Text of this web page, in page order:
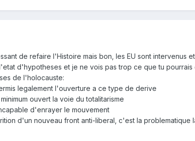
de refaire l'Histoire mais bon, les EU sont
d'hypotheses et je ne vois pas trop ce que tu pourrais
de l'holocauste:
legalement l'ouverture a ce type de derive
ouvert la voie du totalitarisme
d'enrayer le mouvement
d'un nouveau front anti-liberal, c'est la